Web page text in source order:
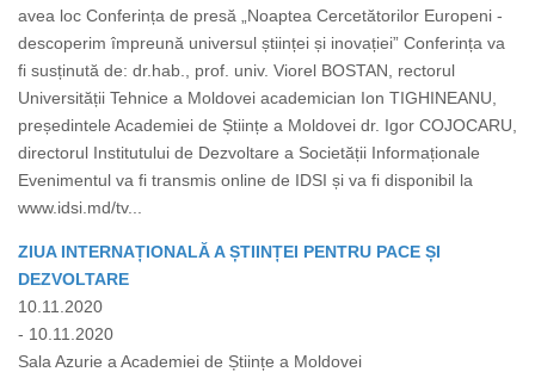
avea loc Conferința de presă „Noaptea Cercetătorilor Europeni -
descoperim împreună universul științei și inovației” Conferința va
fi susținută de: dr.hab., prof. univ. Viorel BOSTAN, rectorul
Universității Tehnice a Moldovei academician Ion TIGHINEANU,
președintele Academiei de Științe a Moldovei dr. Igor COJOCARU,
directorul Institutului de Dezvoltare a Societății Informaționale
Evenimentul va fi transmis online de IDSI și va fi disponibil la
www.idsi.md/tv...
ZIUA INTERNAȚIONALĂ A ȘTIINȚEI PENTRU PACE ȘI
DEZVOLTARE
10.11.2020
- 10.11.2020
Sala Azurie a Academiei de Științe a Moldovei